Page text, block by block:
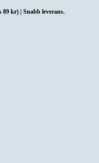
89 kr) | Snabb leverans.